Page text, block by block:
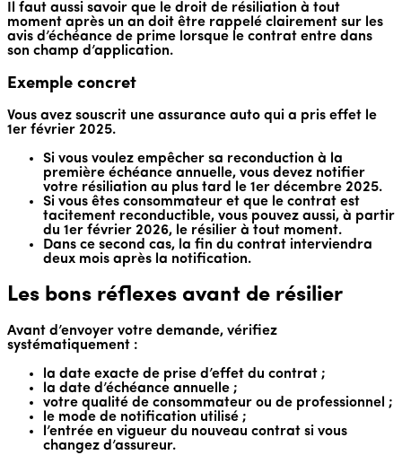
Il faut aussi savoir que le droit de résiliation à tout
moment après un an doit être rappelé clairement sur les
avis d’échéance de prime lorsque le contrat entre dans
son champ d’application.
Exemple concret
Vous avez souscrit une assurance auto qui a pris effet le
1er février 2025.
Si vous voulez empêcher sa reconduction à la
première échéance annuelle, vous devez notifier
votre résiliation au plus tard le 1er décembre 2025.
Si vous êtes consommateur et que le contrat est
tacitement reconductible, vous pouvez aussi, à partir
du 1er février 2026, le résilier à tout moment.
Dans ce second cas, la fin du contrat interviendra
deux mois après la notification.
Les bons réflexes avant de résilier
Avant d’envoyer votre demande, vérifiez
systématiquement :
la date exacte de prise d’effet du contrat ;
la date d’échéance annuelle ;
votre qualité de consommateur ou de professionnel ;
le mode de notification utilisé ;
l’entrée en vigueur du nouveau contrat si vous
changez d’assureur.